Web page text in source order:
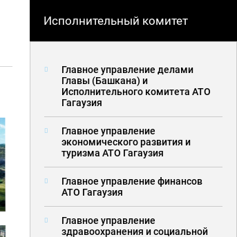
Исполнительный комитет
Главное управление делами
Главы (Башкана) и
Исполнительного комитета АТО
Гагаузия
Главное управление
экономического развития и
туризма АТО Гагаузия
Главное управление финансов
АТО Гагаузия
Главное управление
здравоохранения и социальной